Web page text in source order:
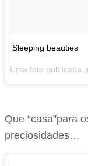
Sleeping beauties
Uma foto publicada
Que “casa”para
preciosidades…